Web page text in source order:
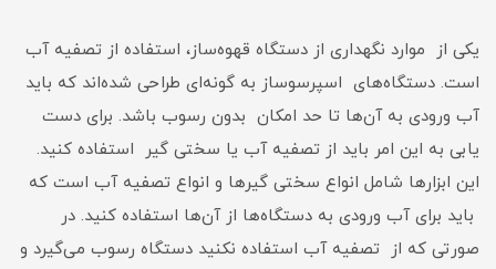
یکی از موارد نگهداری از دستگاه قهوه‌ساز، استفاده از تصفیه آب
است. دستگاه‌های اسپرسوساز به گونه‌ای طراحی شده‌اند که باید
آب ورودی به آن‌ها تا حد امکان بدون رسوب باشد. برای دست
یابی به این امر باید از تصفیه آب یا سختی گیر استفاده کنید.
این ابزارها شامل انواع سختی گیرها و انواع تصفیه آب است که
باید برای آب ورودی به دستگاه‌ها از آن‌ها استفاده کنید. در
صورتی که از تصفیه آب استفاده نکنید دستگاه رسوب می‌گیرد و